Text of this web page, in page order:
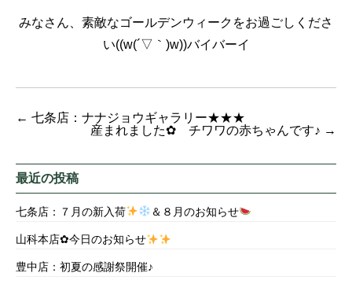
みなさん、素敵なゴールデンウィークをお過ごしくださ
い((w(´▽｀)w))バイバーイ
← 七条店：ナナジョウギャラリー★★★
産まれました✿ チワワの赤ちゃんです♪ →
最近の投稿
七条店：７月の新入荷 ＆８月のお知らせ
山科本店✿今日のお知らせ
豊中店：初夏の感謝祭開催♪